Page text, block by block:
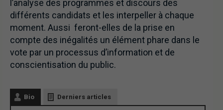
l’analyse des programmes et discours des
différents candidats et les interpeller à chaque
moment. Aussi feront-elles de la prise en
compte des inégalités un élément phare dans le
vote par un processus d’information et de
conscientisation du public.
Bio Derniers articles